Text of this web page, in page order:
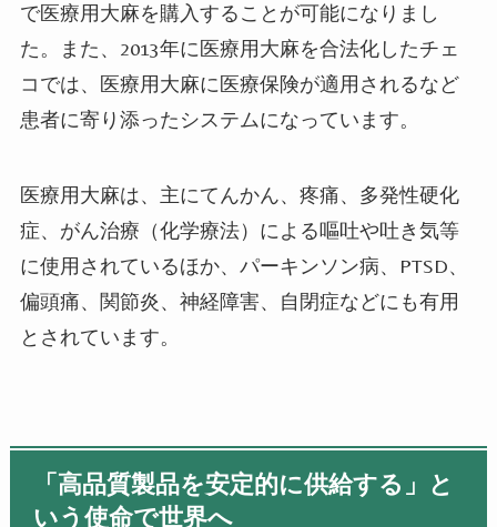
で医療用大麻を購入することが可能になりまし
た。また、 2013年に医療用大麻を合法化したチェ
コでは、医療用大麻に医療保険が適用されるなど
患者に寄り添ったシステムになっています。
医療用大麻は、主にてんかん、疼痛、多発性硬化
症、がん治療（化学療法）による嘔吐や吐き気等
に使用されているほか、パーキンソン病、 PTSD、
偏頭痛、関節炎、神経障害、自閉症などにも有用
とされています。
「高品質製品を安定的に供給する」と
いう使命で世界へ